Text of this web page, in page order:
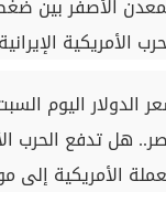
الأصفر بين
الأمريكية الإيرانية
هل تدفع الحرب
الأمريكية